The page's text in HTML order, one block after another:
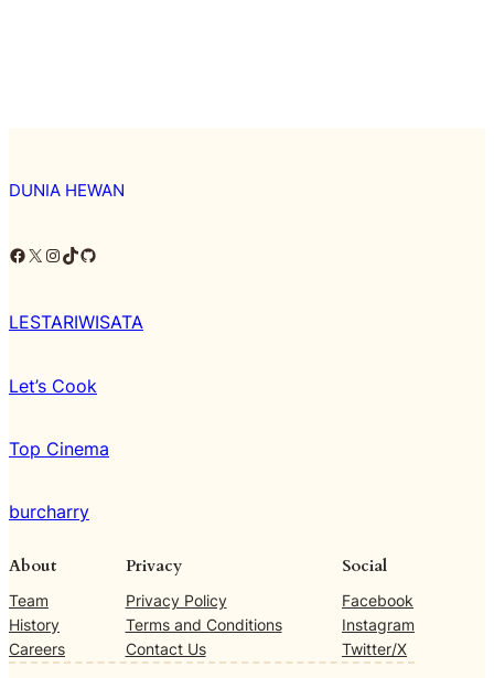
DUNIA HEWAN
Facebook X Instagram TikTok Github
LESTARIWISATA
Let’s Cook
Top Cinema
burcharry
About
Team
History
Careers
Privacy
Privacy Policy
Terms and Conditions
Contact Us
Social
Facebook
Instagram
Twitter/X